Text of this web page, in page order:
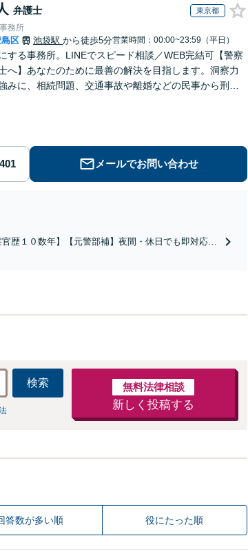
弁護士 東京都
務所
島区 池袋駅 から徒歩5分営業時間：00:00~23:59（平日）
する事務所。LINEでスピード相談／WEB完結可【警察
へ】あなたのために最善の解決を目指します。洞察力
みに、相続問題、交通事故や離婚などの民事から刑事
メールでお問い合わせ
官歴１０数年】【元警部補】夜間・休日でも即対応！
検索 無料法律相談
新しく投稿する
答数が多い順 役にたった順